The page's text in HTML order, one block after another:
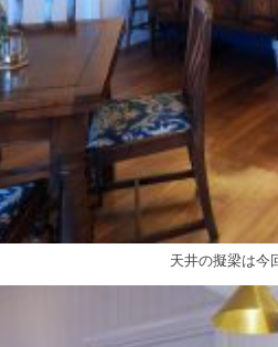
天井の擬梁は今